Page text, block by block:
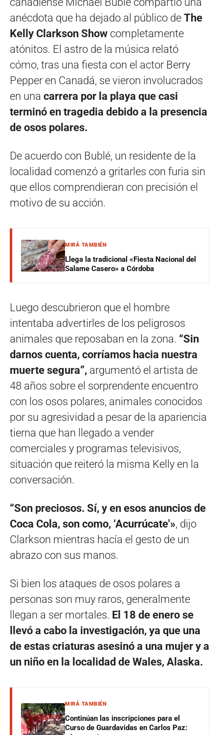
anécdota que ha dejado al público de The
Kelly Clarkson Show completamente
atónitos. El astro de la música relató
cómo, tras una fiesta con el actor Berry
Pepper en Canadá, se vieron involucrados
en una carrera por la playa que casi
terminó en tragedia debido a la presencia
de osos polares.
De acuerdo con Bublé, un residente de la
localidad comenzó a gritarles con furia sin
que ellos comprendieran con precisión el
motivo de su acción.
MIRÁ TAMBIÉN
Llega la tradicional «Fiesta Nacional del
Salame Casero» a Córdoba
Luego descubrieron que el hombre
intentaba advertirles de los peligrosos
animales que reposaban en la zona. “Sin
darnos cuenta, corríamos hacia nuestra
muerte segura”, argumentó el artista de
48 años sobre el sorprendente encuentro
con los osos polares, animales conocidos
por su agresividad a pesar de la apariencia
tierna que han llegado a vender
comerciales y programas televisivos,
situación que reiteró la misma Kelly en la
conversación.
“Son preciosos. Sí, y en esos anuncios de
Coca Cola, son como, ‘Acurrúcate'», dijo
Clarkson mientras hacía el gesto de un
abrazo con sus manos.
Si bien los ataques de osos polares a
personas son muy raros, generalmente
llegan a ser mortales. El 18 de enero se
llevó a cabo la investigación, ya que una
de estas criaturas asesinó a una mujer y a
un niño en la localidad de Wales, Alaska.
MIRÁ TAMBIÉN
Continúan las inscripciones para el
Curso de Guardavidas en Carlos Paz: